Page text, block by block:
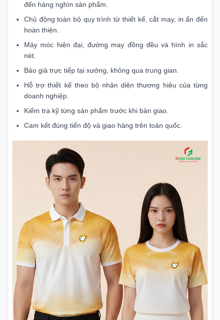
đến hàng nghìn sản phẩm.
Chủ động toàn bộ quy trình từ thiết kế, cắt may, in ấn đến
hoàn thiện.
Máy móc hiện đại, đường may đồng đều và hình in sắc
nét.
Báo giá trực tiếp tại xưởng, không qua trung gian.
Hỗ trợ thiết kế theo bộ nhận diện thương hiệu của từng
doanh nghiệp.
Kiểm tra kỹ từng sản phẩm trước khi bàn giao.
Cam kết đúng tiến độ và giao hàng trên toàn quốc.